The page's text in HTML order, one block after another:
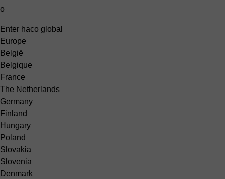
o
Enter haco global
Europe
België
Belgique
France
The Netherlands
Germany
Finland
Hungary
Poland
Slovakia
Slovenia
Denmark